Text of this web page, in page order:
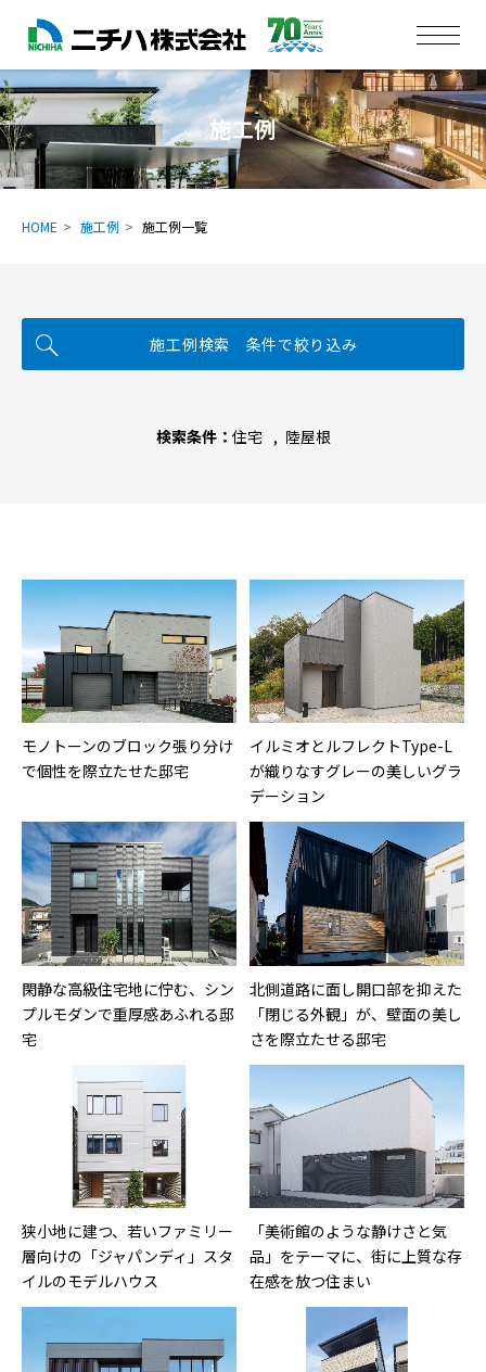
施工例
HOME 施工例 施工例一覧
施工例検索 条件で絞り込み
検索条件： 住宅 陸屋根
モノトーンのブロック張り分け
で個性を際立たせた邸宅
イルミオとルフレクトType-L
が織りなすグレーの美しいグラ
デーション
閑静な高級住宅地に佇む、シン
プルモダンで重厚感あふれる邸
宅
北側道路に面し開口部を抑えた
「閉じる外観」が、壁面の美し
さを際立たせる邸宅
狭小地に建つ、若いファミリー
層向けの「ジャパンディ」スタ
イルのモデルハウス
「美術館のような静けさと気
品」をテーマに、街に上質な存
在感を放つ住まい